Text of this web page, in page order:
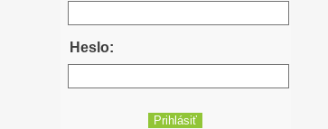
Heslo: